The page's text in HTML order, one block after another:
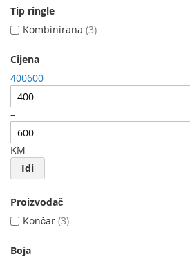
Tip ringle
Kombinirana 3
Cijena
400600
–
KM
Idi
Proizvođač
Končar 3
Boja